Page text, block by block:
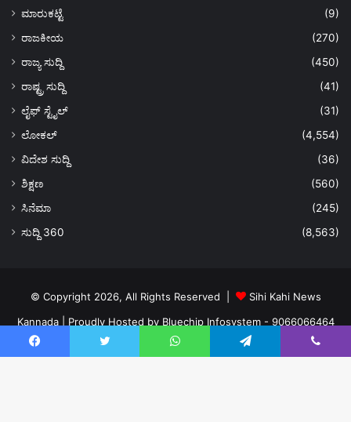
ಮಾರುಕಟ್ಟೆ
(9)
ರಾಜಕೀಯ
(270)
ರಾಜ್ಯ ಸುದ್ದಿ
(450)
ರಾಷ್ಟ್ರ ಸುದ್ದಿ
(41)
ಲೈಫ್ ಸ್ಟೈಲ್
(31)
ಲೋಕಲ್
(4,554)
ವಿದೇಶ ಸುದ್ದಿ
(36)
ಶಿಕ್ಷಣ
(560)
ಸಿನೆಮಾ
(245)
ಸುದ್ದಿ 360
(8,563)
© Copyright 2026, All Rights Reserved |
Sihi Kahi News
Kannada| Proudly Hosted by Bluechip Infosystem - 9066066464
About US
Privacy Policy Ads Policy
Terms and Conditions
Facebook Twitter WhatsApp Telegram Viber